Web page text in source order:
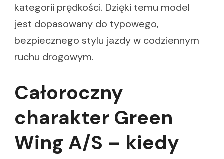
kategorii prędkości. Dzięki temu model
jest dopasowany do typowego,
bezpiecznego stylu jazdy w codziennym
ruchu drogowym.
Całoroczny
charakter Green
Wing A/S – kiedy